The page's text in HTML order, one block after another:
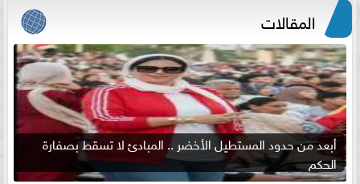
المقالات
أبعد من حدود المستطيل الأخضر .. المبادئ لا تسقط بصفارة
الحكم